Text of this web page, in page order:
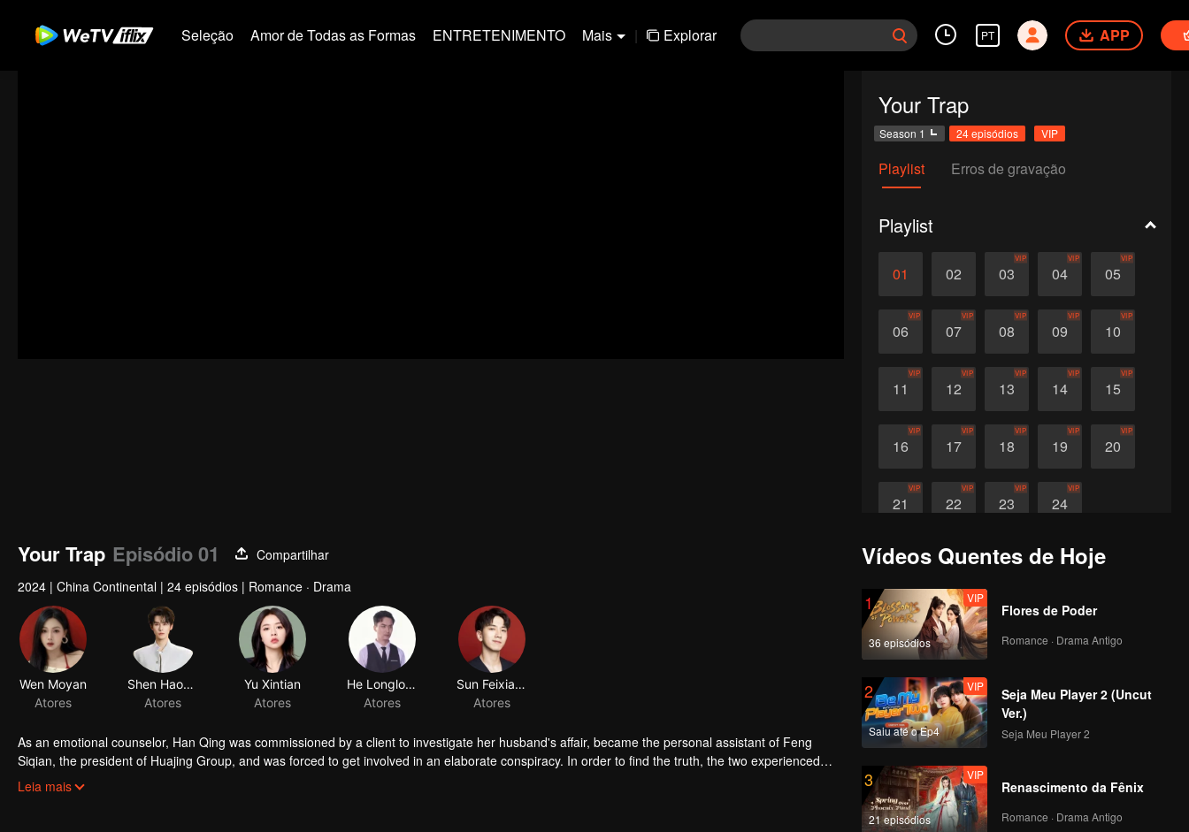
Seleção Amor de Todas as Formas ENTRETENIMENTO Mais | Explorar PT APP
Your Trap
Season 1 24 episódios VIP
Playlist Erros de gravação
Playlist
01 02 03
VIP
04
VIP
05
VIP
06
VIP
07
VIP
08
VIP
09
VIP
10
VIP
11
VIP
12
VIP
13
VIP
14
VIP
15
VIP
16
VIP
17
VIP
18
VIP
19
VIP
20
VIP
21
VIP
22
VIP
23
VIP
24
VIP
Your Trap Episódio 01
Compartilhar
2024 | China Continental | 24 episódios | Romance · Drama
Wen Moyan
Atores
Shen Haonan
Atores
Yu Xintian
Atores
He Longlong
Atores
Sun Feixiang
Atores
As an emotional counselor, Han Qing was commissioned by a client to investigate her husband's affair, became the personal assistant of Feng
Siqian, the president of Huajing Group, and was forced to get involved in an elaborate conspiracy. In order to find the truth, the two experienced
suspicion and temptation, and then helped each other to finally find the essence of marriage and true love.
Leia mais
Vídeos Quentes de Hoje
1
36 episódios
VIP
Flores de Poder
Romance · Drama Antigo
2
Saiu até o Ep4
VIP
Seja Meu Player 2 (Uncut
Ver.)
Seja Meu Player 2
3
21 episódios
VIP
Renascimento da Fênix
Romance · Drama Antigo